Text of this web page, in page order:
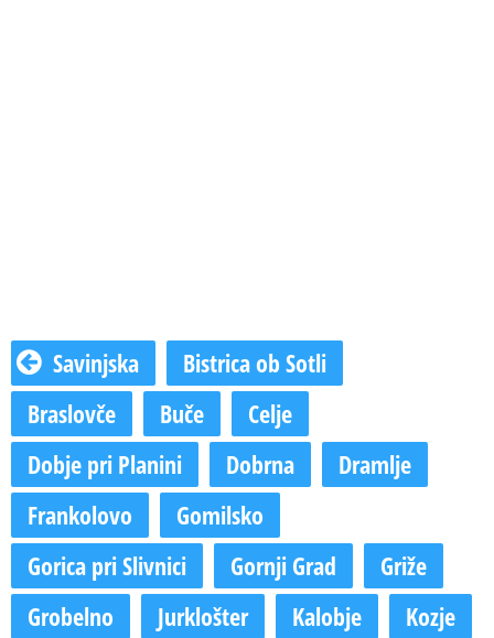
Savinjska
Bistrica ob Sotli
Braslovče
Buče
Celje
Dobje pri Planini
Dobrna
Dramlje
Frankolovo
Gomilsko
Gorica pri Slivnici
Gornji Grad
Griže
Grobelno
Jurklošter Kalobje
Kozje